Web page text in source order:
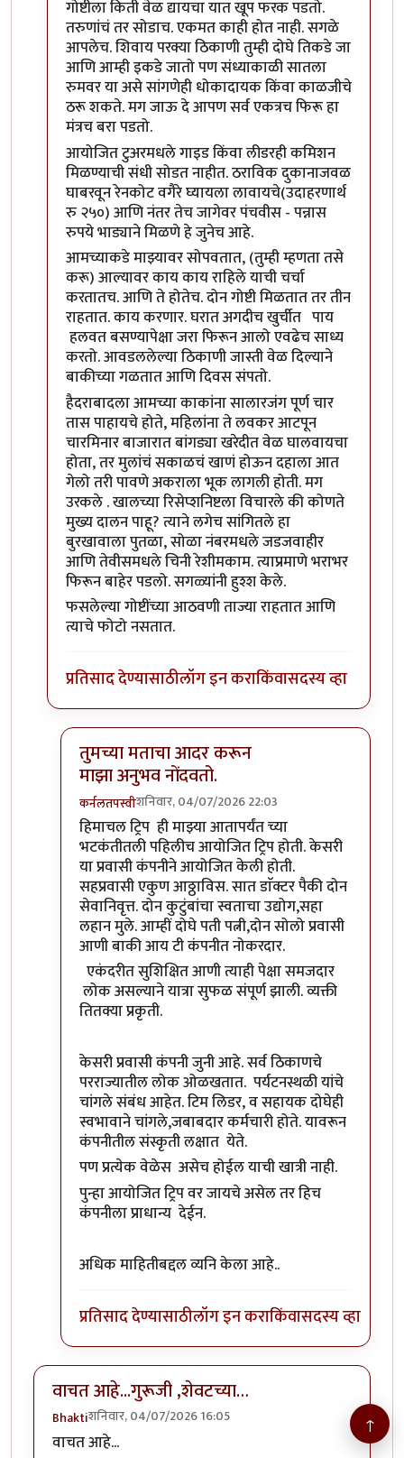
गोष्टीला किती वेळ द्यायचा यात खूप फरक पडतो.
तरुणांचं तर सोडाच. एकमत काही होत नाही. सगळे
आपलेच. शिवाय परक्या ठिकाणी तुम्ही दोघे तिकडे जा
आणि आम्ही इकडे जातो पण संध्याकाळी सातला
रुमवर या असे सांगणेही धोकादायक किंवा काळजीचे
ठरू शकते. मग जाऊ दे आपण सर्व एकत्रच फिरू हा
मंत्रच बरा पडतो.
आयोजित टुअरमधले गाइड किंवा लीडरही कमिशन
मिळण्याची संधी सोडत नाहीत. ठराविक दुकानाजवळ
घाबरवून रेनकोट वगैरे घ्यायला लावायचे(उदाहरणार्थ
रु २५०) आणि नंतर तेच जागेवर पंचवीस - पन्नास
रुपये भाड्याने मिळणे हे जुनेच आहे.
आमच्याकडे माझ्यावर सोपवतात, (तुम्ही म्हणता तसे
करू) आल्यावर काय काय राहिले याची चर्चा
करतातच. आणि ते होतेच. दोन गोष्टी मिळतात तर तीन
राहतात. काय करणार. घरात अगदीच खुर्चीत पाय
हलवत बसण्यापेक्षा जरा फिरून आलो एवढेच साध्य
करतो. आवडललेल्या ठिकाणी जास्ती वेळ दिल्याने
बाकीच्या गळतात आणि दिवस संपतो.
हैदराबादला आमच्या काकांना सालारजंग पूर्ण चार
तास पाहायचे होते, महिलांना ते लवकर आटपून
चारमिनार बाजारात बांगड्या खरेदीत वेळ घालवायचा
होता, तर मुलांचं सकाळचं खाणं होऊन दहाला आत
गेलो तरी पावणे अकराला भूक लागली होती. मग
उरकले . खालच्या रिसेप्शनिष्टला विचारले की कोणते
मुख्य दालन पाहू? त्याने लगेच सांगितले हा
बुरखावाला पुतळा, सोळा नंबरमधले जडजवाहीर
आणि तेवीसमधले चिनी रेशीमकाम. त्याप्रमाणे भराभर
फिरून बाहेर पडलो. सगळ्यांनी हुश्श केले.
फसलेल्या गोष्टींच्या आठवणी ताज्या राहतात आणि
त्याचे फोटो नसतात.
प्रतिसाद देण्यासाठीलॉग इन कराकिंवासदस्य व्हा
तुमच्या मताचा आदर करून
माझा अनुभव नोंदवतो.
कर्नलतपस्वीशनिवार, 04/07/2026 22:03
In reply toतुम्ही चांगल्या मनाने प्रतिक्रिया घेता म्हणून
हिमाचल ट्रिप ही माझ्या आतापर्यंत च्या
भटकंतीतली पहिलीच आयोजित ट्रिप होती. केसरी
या प्रवासी कंपनीने आयोजित केली होती.
सहप्रवासी एकुण आठ्ठाविस. सात डाॅक्टर पैकी दोन
सेवानिवृत्त. दोन कुटुंबांचा स्वताचा उद्योग,सहा
लहान मुले. आम्हीं दोघे पती पत्नी,दोन सोलो प्रवासी
आणी बाकी आय टी कंपनीत नोकरदार.
एकंदरीत सुशिक्षित आणी त्याही पेक्षा समजदार
लोक असल्याने यात्रा सुफळ संपूर्ण झाली. व्यक्ती
तितक्या प्रकृती.
केसरी प्रवासी कंपनी जुनी आहे. सर्व ठिकाणचे
परराज्यातील लोक ओळखतात. पर्यटनस्थळी यांचे
चांगले संबंध आहेत. टिम लिडर, व सहायक दोघेही
स्वभावाने चांगले,जबाबदार कर्मचारी होते. यावरून
कंपनीतील संस्कृती लक्षात येते.
पण प्रत्येक वेळेस असेच होईल याची खात्री नाही.
पुन्हा आयोजित ट्रिप वर जायचे असेल तर हिच
कंपनीला प्राधान्य देईन.
अधिक माहितीबद्दल व्यनि केला आहे..
प्रतिसाद देण्यासाठीलॉग इन कराकिंवासदस्य व्हा
वाचत आहे...गुरूजी ,शेवटच्या…
Bhaktiशनिवार, 04/07/2026 16:05
वाचत आहे...
↑